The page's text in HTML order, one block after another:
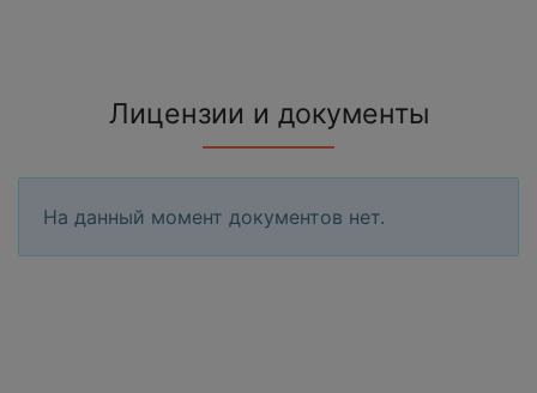
Лицензии и документы
На данный момент документов нет.